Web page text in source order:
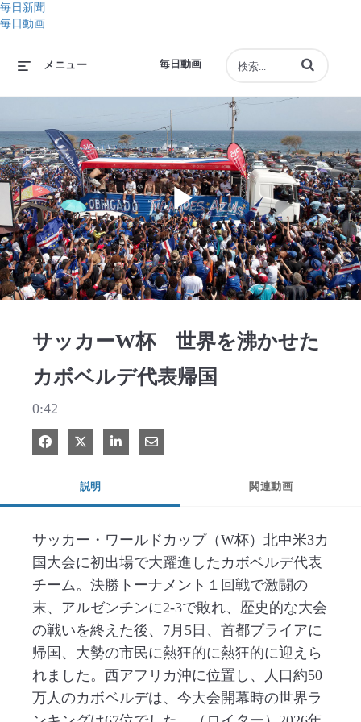
毎日新聞
毎日動画
毎日動画
メニュー 動画の検索語句
Play
サッカーW杯 世界を沸かせた
カボベルデ代表帰国
0:42
Facebook で共有
Xで共有する
LinkedIn で共有
電子メールで共有
説明 関連動画
サッカー・ワールドカップ（W杯）北中米3カ
国大会に初出場で大躍進したカボベルデ代表
チーム。決勝トーナメント１回戦で激闘の
末、アルゼンチンに2-3で敗れ、歴史的な大会
の戦いを終えた後、7月5日、首都プライアに
帰国、大勢の市民に熱狂的に熱狂的に迎えら
れました。西アフリカ沖に位置し、人口約50
万人のカボベルデは、今大会開幕時の世界ラ